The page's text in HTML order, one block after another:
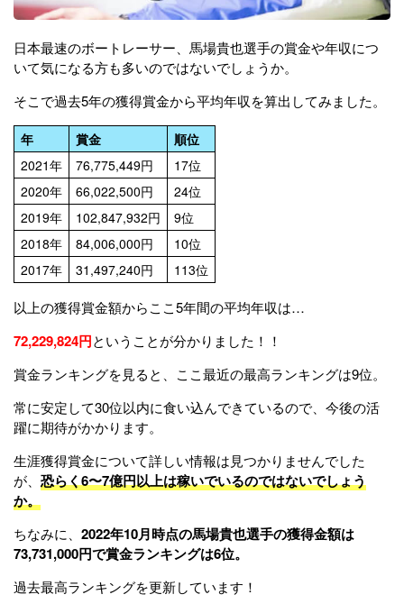
日本最速のボートレーサー、馬場貴也選手の賞金や年収につ
いて気になる方も多いのではないでしょうか。
そこで過去5年の獲得賞金から平均年収を算出してみました。
年 賞金
順位
2021年
76,775,449円
17位
2020年
66,022,500円
24位
2019年
102,847,932円
9位
2018年
84,006,000円
10位
2017年
31,497,240円 113位
以上の獲得賞金額からここ5年間の平均年収は…
72,229,824円ということが分かりました！！
賞金ランキングを見ると、ここ最近の最高ランキングは9位。
常に安定して30位以内に食い込んできているので、今後の活
躍に期待がかかります。
生涯獲得賞金について詳しい情報は見つかりませんでした
が、 恐らく6〜7億円以上は稼いでいるのではないでしょう
か。
ちなみに、 2022年10月時点の馬場貴也選手の獲得金額は
73,731,000円で賞金ランキングは6位。
過去最高ランキングを更新しています！